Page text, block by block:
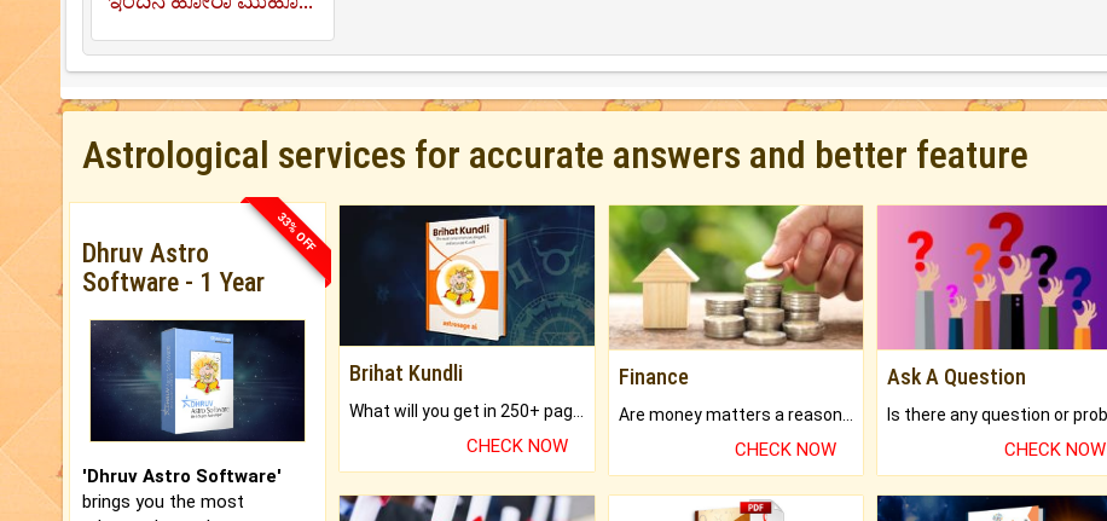
Astrological services for accurate answers and better feature
33% OFF
Dhruv Astro
Software - 1 Year
'Dhruv Astro Software'
brings you the most
Brihat Kundli
CHECK NOW
Finance
CHECK NOW
Ask A Question
CHECK NOW